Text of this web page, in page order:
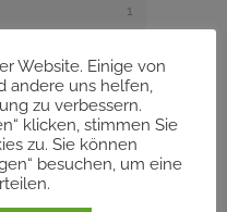
1
1
1
Website. Einige von
andere uns helfen,
zu verbessern.
klicken, stimmen Sie
zu. Sie können
besuchen, um eine